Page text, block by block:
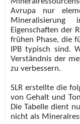
Avrupa nur
Eigenschaften der
frühen Phase, die
IPB typisch sind.
Verständnis der
zu verbessern.
SLR erstellte die
von Gehalt und
Die Tabelle dient
nicht als